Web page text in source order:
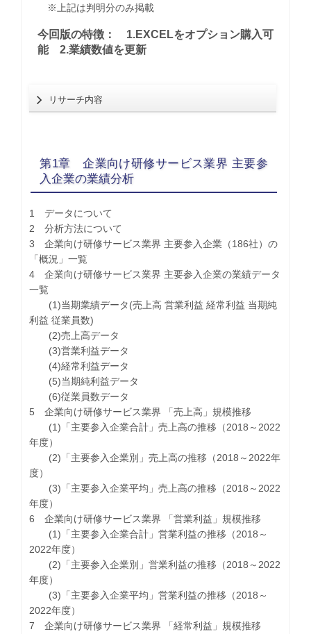
※上記は判明分のみ掲載
今回版の特徴： 1.EXCELをオプション購入可
能 2.業績数値を更新
リサーチ内容
第1章 企業向け研修サービス業界 主要参
入企業の業績分析
1 データについて
2 分析方法について
3 企業向け研修サービス業界 主要参入企業（186社）の
「概況」一覧
4 企業向け研修サービス業界 主要参入企業の業績データ
一覧
(1)当期業績データ(売上高 営業利益 経常利益 当期純
利益 従業員数)
(2)売上高データ
(3)営業利益データ
(4)経常利益データ
(5)当期純利益データ
(6)従業員数データ
5 企業向け研修サービス業界 「売上高」規模推移
(1)「主要参入企業合計」売上高の推移（2018～2022
年度）
(2)「主要参入企業別」売上高の推移（2018～2022年
度）
(3)「主要参入企業平均」売上高の推移（2018～2022
年度）
6 企業向け研修サービス業界 「営業利益」規模推移
(1)「主要参入企業合計」営業利益の推移（2018～
2022年度）
(2)「主要参入企業別」営業利益の推移（2018～2022
年度）
(3)「主要参入企業平均」営業利益の推移（2018～
2022年度）
7 企業向け研修サービス業界 「経常利益」規模推移